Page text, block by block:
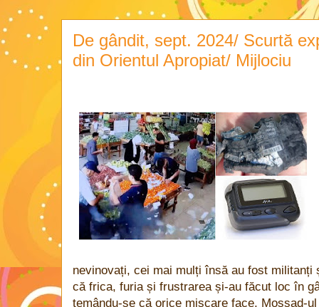
De gândit, sept. 2024/ Scurtă
din Orientul Apropiat/ Mijlociu
nevinovați, cei mai mulți însă au fost
că frica, furia și frustrarea și-au făcut loc în
temându-se că orice mișcare face, Mossad-